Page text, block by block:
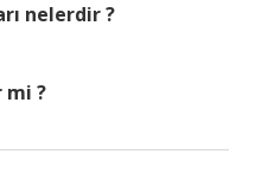
nelerdir ?
mi ?